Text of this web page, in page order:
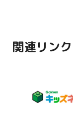
関連リンク